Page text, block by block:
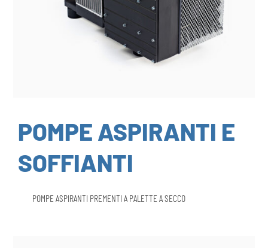
POMPE ASPIRANTI E
SOFFIANTI